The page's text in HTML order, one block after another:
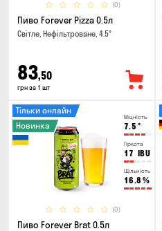
(0)
Пиво Forever Pizza 0.5л
Світле, Нефільтроване, 4.5°
83,50
грн за 1 шт
Міцність
7.5 °
Гіркота
17 IBU
Щільність
16.8 %
(0)
Тільки онлайн
Новинка
Пиво Forever Brat 0.5л